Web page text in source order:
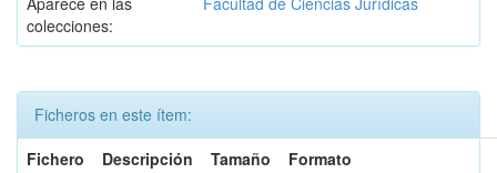
colecciones:
Ficheros en este ítem:
Fichero
Descripción Tamaño
Formato